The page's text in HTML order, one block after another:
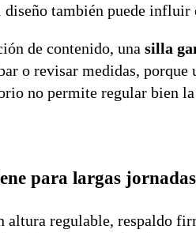
también puede influir
de contenido, una silla
o revisar medidas,
no permite regular bien
para largas
regulable, respaldo